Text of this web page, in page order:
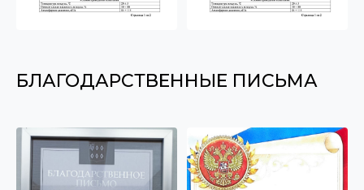
БЛАГОДАРСТВЕННЫЕ ПИСЬМА